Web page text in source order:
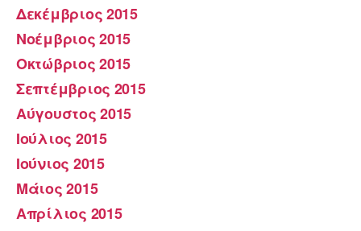
Δεκέμβριος 2015
Νοέμβριος 2015
Οκτώβριος 2015
Σεπτέμβριος 2015
Αύγουστος 2015
Ιούλιος 2015
Ιούνιος 2015
Μάιος 2015
Απρίλιος 2015